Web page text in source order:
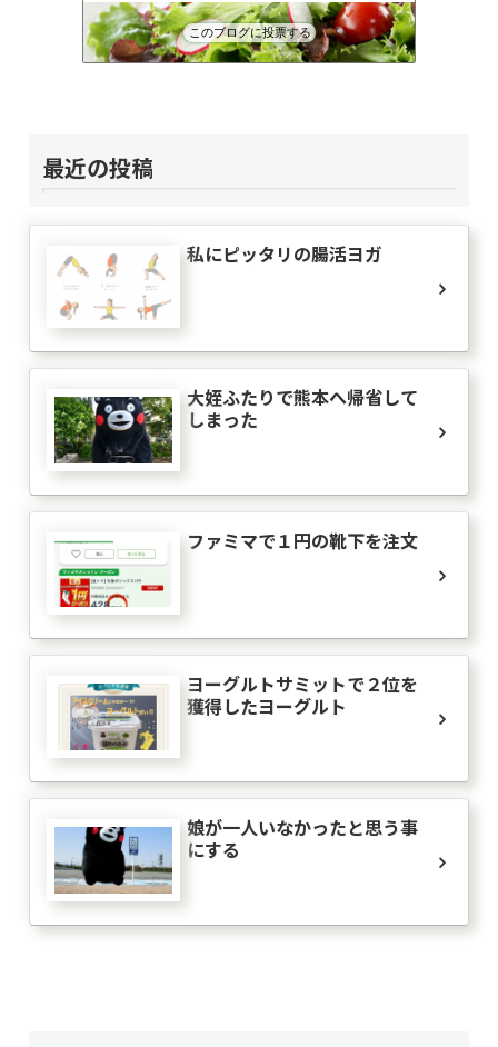
35位 あすのはやなり
36位 ふるねこ日記このブログに投票する
最近の投稿
私にピッタリの腸活ヨガ
大姪ふたりで熊本へ帰省して
しまった
ファミマで１円の靴下を注文
ヨーグルトサミットで２位を
獲得したヨーグルト
娘が一人いなかったと思う事
にする